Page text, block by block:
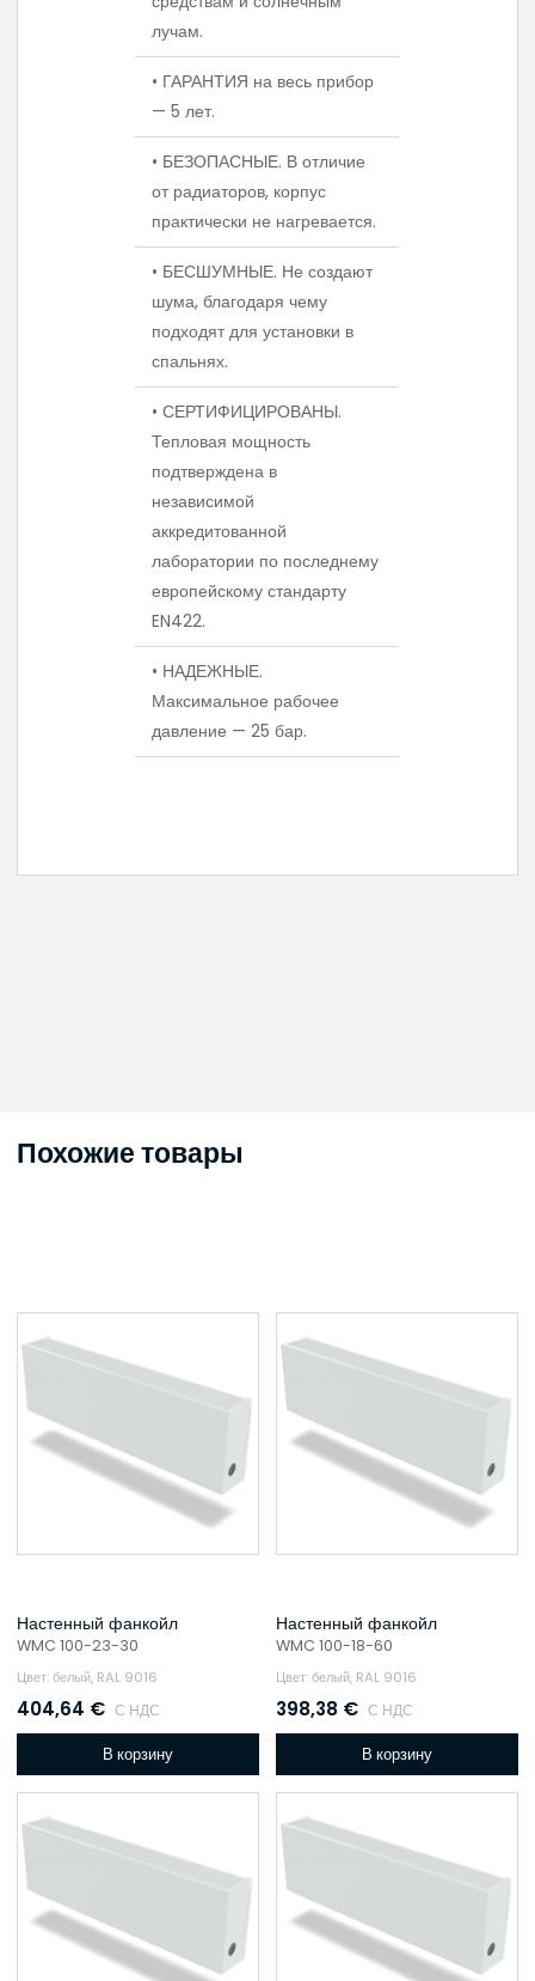
лучам.
• ГАРАНТИЯ на весь прибор
— 5 лет.
• БЕЗОПАСНЫЕ. В отличие
от радиаторов, корпус
практически не нагревается.
• БЕСШУМНЫЕ. Не создают
шума, благодаря чему
подходят для установки в
спальнях.
• СЕРТИФИЦИРОВАНЫ.
Тепловая мощность
подтверждена в
независимой
аккредитованной
лаборатории по последнему
европейскому стандарту
EN422.
• НАДЕЖНЫЕ.
Максимальное рабочее
давление — 25 бар.
Похожие товары
Настенный фанкойл
WMC 100-23-30
Цвет: белый, RAL 9016
404,64 € С НДС
В корзину
Настенный фанкойл
WMC 100-18-60
Цвет: белый, RAL 9016
398,38 € С НДС
В корзину